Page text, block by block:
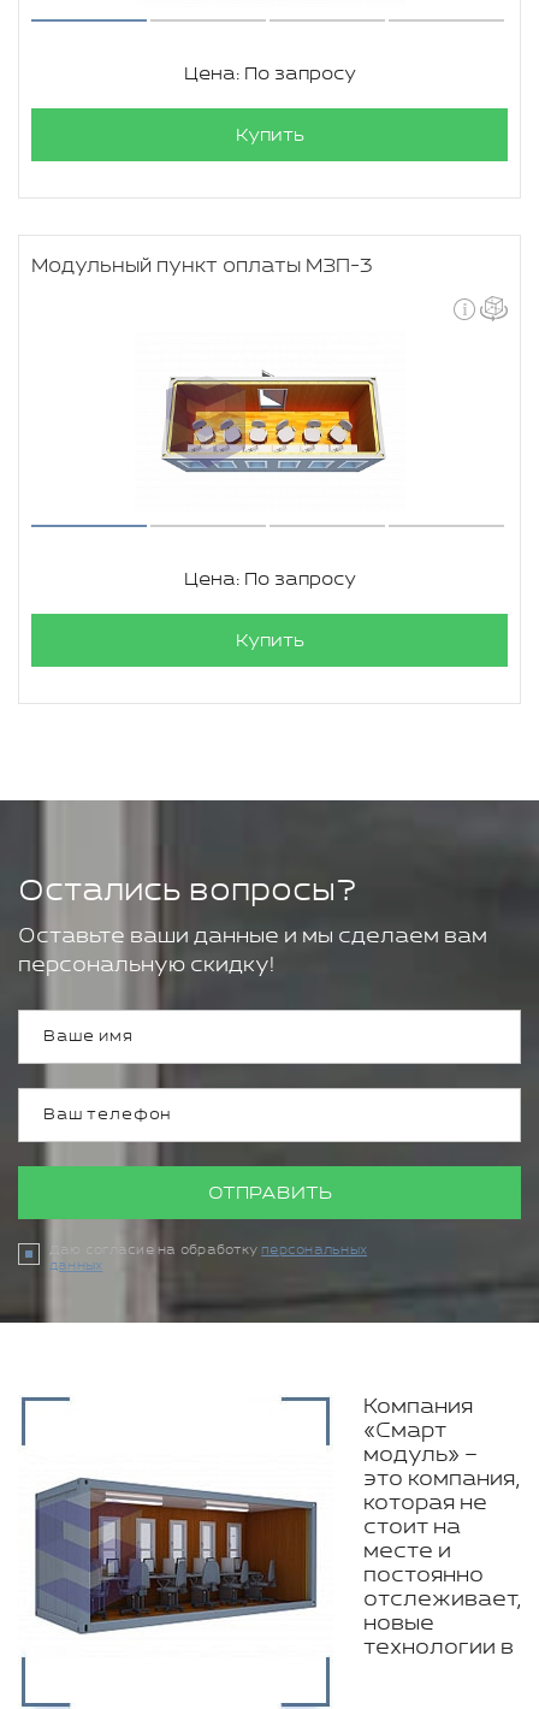
Цена: По запросу
Купить
Модульный пункт оплаты МЗП-3
Цена: По запросу
Купить
Остались вопросы?
Оставьте ваши данные и мы сделаем вам
персональную скидку!
ОТПРАВИТЬ
Даю согласие на обработку персональных
данных
Компания
«Смарт
модуль» –
это компания,
которая не
стоит на
месте и
постоянно
отслеживает,
новые
технологии в